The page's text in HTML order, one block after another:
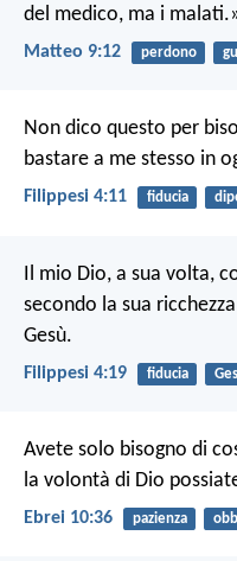
del medico, ma i
Matteo 9:12 perdono
Non dico questo per
bastare a me stesso in
Filippesi 4:11 fiducia
Il mio Dio, a sua volta,
secondo la sua
Gesù.
Filippesi 4:19 fiducia
Avete solo bisogno di
la volontà di Dio
Ebrei 10:36 pazienza